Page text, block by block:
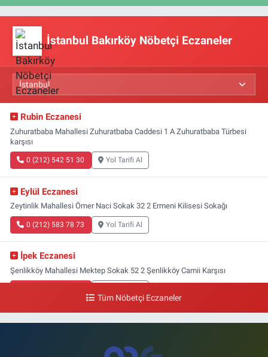
İstanbul Bakırköy Nöbetçi Eczaneler
Rubin Eczanesi
Zuhuratbaba Mahallesi Zuhuratbaba Caddesi 1 A Zuhuratbaba Türbesi
karşısı
0 (212) 542 51 30 Yol Tarifi Al
Eylül Eczanesi
Zeytinlik Mahallesi Ömer Naci Sokak 32 2 Ermeni Kilisesi Sokağı
0 (212) 583 78 73 Yol Tarifi Al
İpek Eczanesi
Şenlikköy Mahallesi Mektep Sokak 52 2 Şenlikköy Camii Karşısı
Gün Eczanesi
Yol Tarifi Al
Tüm Nöbetçi Eczaneler